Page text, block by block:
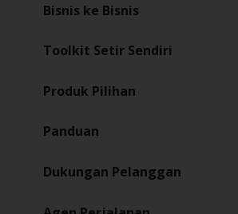
Bisnis ke Bisnis
Toolkit Setir Sendiri
Produk Pilihan
Panduan
Dukungan Pelanggan